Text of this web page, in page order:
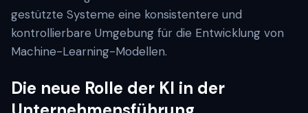
gestützte Systeme eine konsistentere und
kontrollierbare Umgebung für die Entwicklung von
Machine-Learning-Modellen.
Die neue Rolle der KI in der